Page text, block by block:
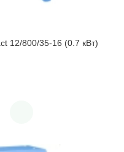
12/800/35-16 (0.7 кВт)